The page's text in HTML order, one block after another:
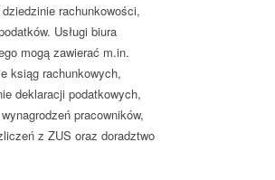
rachunkowości,
Usługi biura
mogą zawierać m.in.
ksiąg rachunkowych,
deklaracji podatkowych,
pracowników,
z ZUS oraz doradztwo